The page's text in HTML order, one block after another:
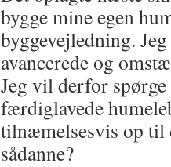
bygge mine egen
byggevejledning.
avancerede og
Jeg vil derfor
færdiglavede
tilnæmelsesvis op til
sådanne?